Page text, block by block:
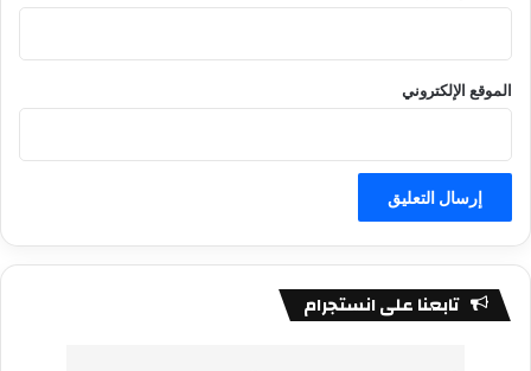
الموقع الإلكتروني
تابعنا على انستجرام